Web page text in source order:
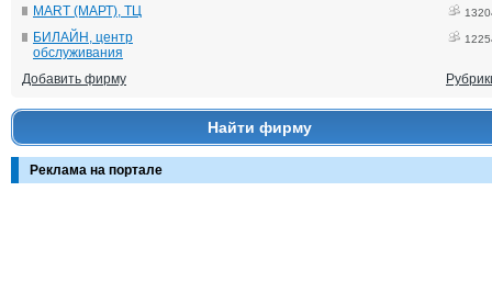
MART (МАРТ), ТЦ
БИЛАЙН, центр
обслуживания
Добавить фирму
Найти фирму
Реклама на портале